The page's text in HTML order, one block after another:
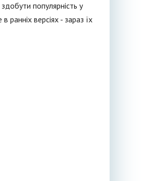
популярність у
ранніх версіях - зараз їх